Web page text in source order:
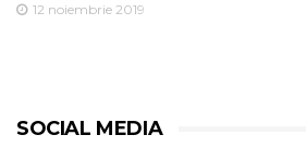
12 noiembrie 2019
SOCIAL MEDIA